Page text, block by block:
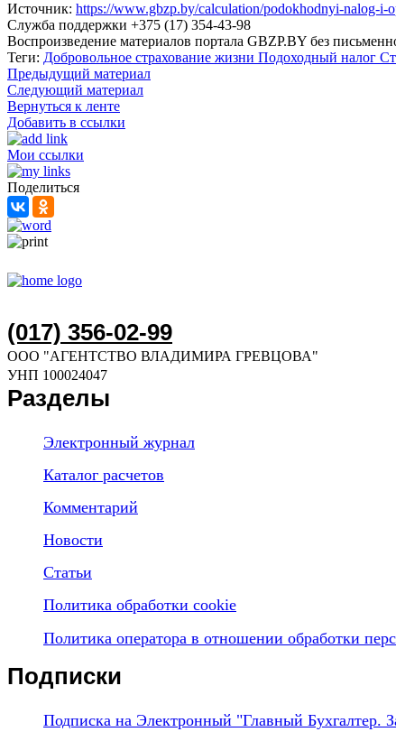
Источник: https://www.gbzp.by/calculation/podokhodnyi-nalog-i-
Служба поддержки +375 (17) 354-43-98
Воспроизведение материалов портала GBZP.BY без
Теги: Добровольное страхование жизни Подоходный налог
Предыдущий материал
Следующий материал
Вернуться к ленте
Добавить в ссылки
Мои ссылки
Поделиться
(017) 356-02-99
ООО "АГЕНТСТВО ВЛАДИМИРА ГРЕВЦОВА"
УНП 100024047
Разделы
Электронный журнал
Каталог расчетов
Комментарий
Новости
Статьи
Политика обработки cookie
Политика оператора в отношении обработки
Подписки
Подписка на Электронный "Главный Бухгалтер.